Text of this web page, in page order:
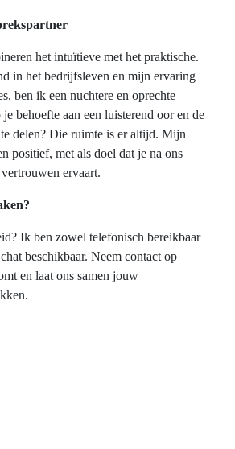
het intuïtieve met het praktische.
in het bedrijfsleven en mijn ervaring
ben ik een nuchtere en oprechte
behoefte aan een luisterend oor en de
delen? Die ruimte is er altijd. Mijn
positief, met als doel dat je na ons
ervaart.
Ik ben zowel telefonisch bereikbaar
beschikbaar. Neem contact op
en laat ons samen jouw